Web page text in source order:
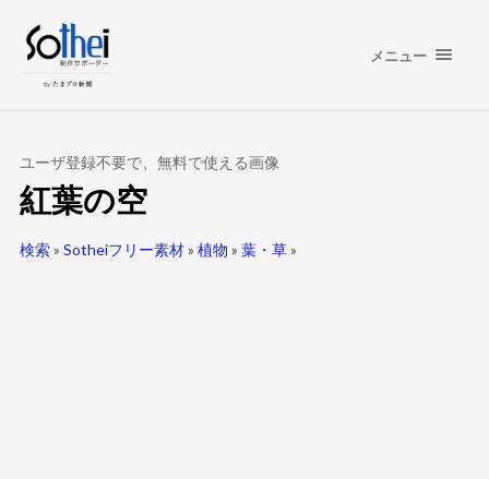
メニュー
ユーザ登録不要で、無料で使える画像
紅葉の空
検索» Sotheiフリー素材» 植物 » 葉・草»